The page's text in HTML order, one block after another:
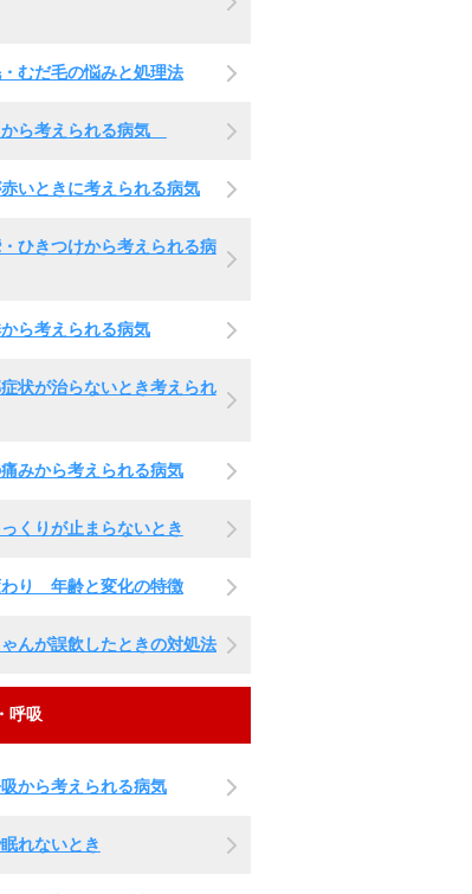
むだ毛の悩みと処理法
ら考えられる病気
いときに考えられる病気
ひきつけから考えられる病
ら考えられる病気
状が治らないとき考えられ
みから考えられる病気
くりが止まらないとき
わり 年齢と変化の特徴
んが誤飲したときの対処法
呼吸
から考えられる病気
れないとき